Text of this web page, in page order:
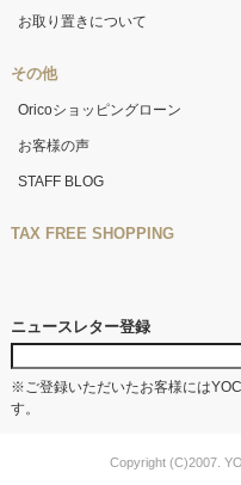
お取り置きについて
その他
Oricoショッピングローン
お客様の声
STAFF BLOG
TAX FREE SHOPPING
ニュースレター登録
※ご登録いただいたお客様には
す。
Copyright (C)2007.